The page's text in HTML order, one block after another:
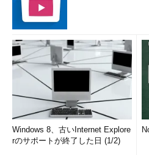
Windows 8、古いInternet Explore
rのサポートが終了した日 (1/2)